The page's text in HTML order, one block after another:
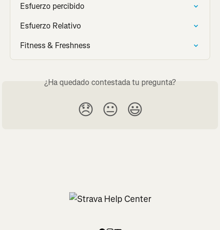
Esfuerzo percibido
Esfuerzo Relativo
Fitness & Freshness
¿Ha quedado contestada tu pregunta?
😞 😐 😃